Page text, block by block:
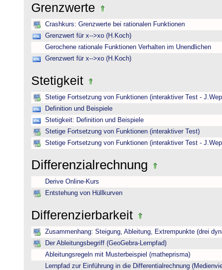
Grenzwerte
Crashkurs: Grenzwerte bei rationalen Funktionen
Grenzwert für x-->xo (H.Koch)
Gerochene rationale Funktionen Verhalten im Unendlichen
Grenzwert für x-->xo (H.Koch)
Stetigkeit
Stetige Fortsetzung von Funktionen (interaktiver Test -
Definition und Beispiele
Stetigkeit: Definition und Beispiele
Stetige Fortsetzung von Funktionen (interaktiver Test)
Stetige Fortsetzung von Funktionen (interaktiver Test -
Differenzialrechnung
Derive Online-Kurs
Entstehung von Hüllkurven
Differenzierbarkeit
Zusammenhang: Steigung, Ableitung, Extrempunkte (drei
Der Ableitungsbegriff (GeoGebra-Lernpfad)
Ableitungsregeln mit Musterbeispiel (matheprisma)
Lernpfad zur Einführung in die Differentialrechnung